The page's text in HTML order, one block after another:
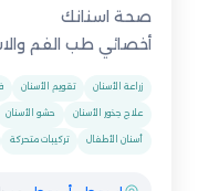
صحة اسنانك
أخصائي طب الفم
زراعة الأسنان تقويم الأسنان
علاج جذور الأسنان حشو الأسنان
أسنان الأطفال تركيبات متحركة